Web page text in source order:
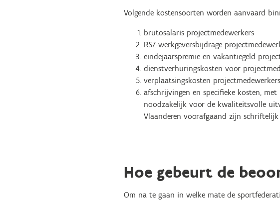
Volgende kostensoorten worden aanvaard
brutosalaris projectmedewerkers
RSZ-werkgeversbijdrage
eindejaarspremie en vakantiegeld
dienstverhuringskosten voor
verplaatsingskosten projectmedewerkers
afschrijvingen en specifieke kosten,
noodzakelijk voor de kwaliteitsvolle
Vlaanderen voorafgaand zijn schriftelijk
Hoe gebeurt de
Om na te gaan in welke mate de